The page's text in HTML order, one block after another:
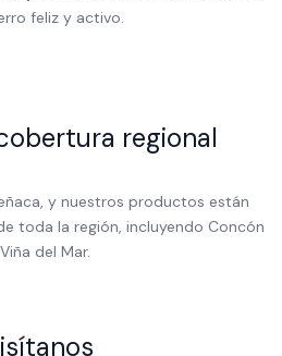
feliz y activo.
regional
y nuestros productos están
toda la región, incluyendo Concón
del Mar.